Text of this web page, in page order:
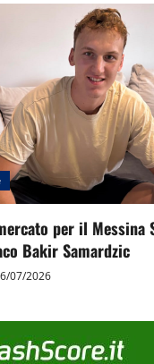
per il Messina
Bakir Samardzic
07/2026